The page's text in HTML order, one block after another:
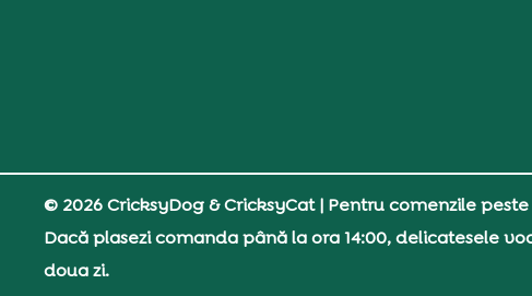
© 2026 CricksyDog & CricksyCat| Pentru comenzile
Dacă plasezi comanda până la ora 14:00, delicatesele
doua zi.